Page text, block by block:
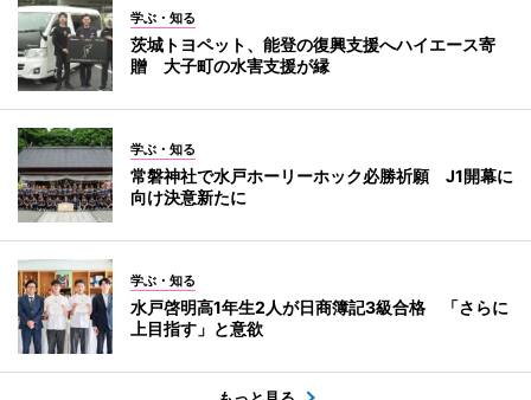
学ぶ・知る
茨城トヨペット、能登の復興支援へハイエース寄
贈 大子町の水害支援が縁
学ぶ・知る
常磐神社で水戸ホーリーホック必勝祈願 J1開幕に
向け決意新たに
学ぶ・知る
水戸啓明高1年生2人が日商簿記3級合格 「さらに
上目指す」と意欲